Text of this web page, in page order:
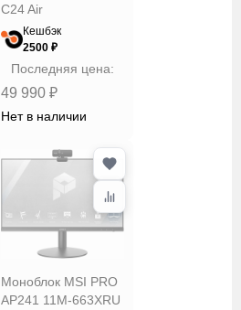
C24 Air
Кешбэк
2500 ₽
Последняя цена:
49 990 ₽
Нет в наличии
Моноблок MSI PRO
AP241 11M-663XRU